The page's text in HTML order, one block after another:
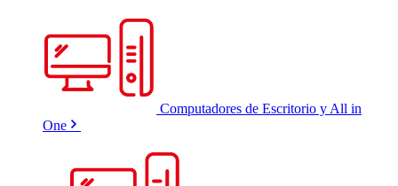
Computadores de Escritorio y All in
One